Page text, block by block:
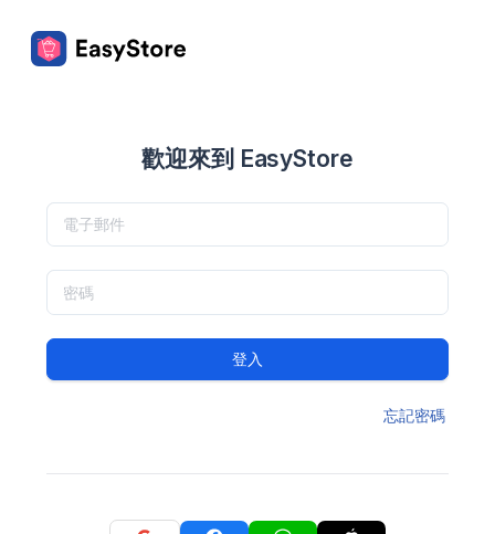
歡迎來到 EasyStore
登入
忘記密碼